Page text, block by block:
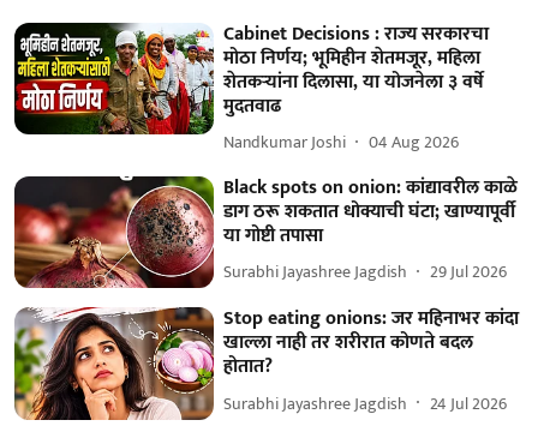
Cabinet Decisions : राज्य सरकारचा
मोठा निर्णय; भूमिहीन शेतमजूर, महिला
शेतकऱ्यांना दिलासा, या योजनेला ३ वर्षे
मुदतवाढ
Nandkumar Joshi 04 Aug 2026
Black spots on onion: कांद्यावरील काळे
डाग ठरू शकतात धोक्याची घंटा; खाण्यापूर्वी
या गोष्टी तपासा
Surabhi Jayashree Jagdish 29 Jul 2026
Stop eating onions: जर महिनाभर कांदा
खाल्ला नाही तर शरीरात कोणते बदल
होतात?
Surabhi Jayashree Jagdish 24 Jul 2026